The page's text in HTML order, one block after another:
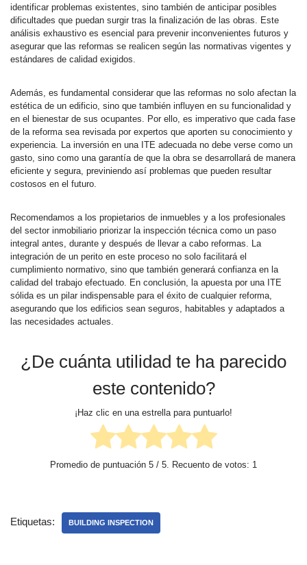
identificar problemas existentes, sino también de anticipar posibles
dificultades que puedan surgir tras la finalización de las obras. Este
análisis exhaustivo es esencial para prevenir inconvenientes futuros y
asegurar que las reformas se realicen según las normativas vigentes y
estándares de calidad exigidos.
Además, es fundamental considerar que las reformas no solo afectan la
estética de un edificio, sino que también influyen en su funcionalidad y
en el bienestar de sus ocupantes. Por ello, es imperativo que cada fase
de la reforma sea revisada por expertos que aporten su conocimiento y
experiencia. La inversión en una ITE adecuada no debe verse como un
gasto, sino como una garantía de que la obra se desarrollará de manera
eficiente y segura, previniendo así problemas que pueden resultar
costosos en el futuro.
Recomendamos a los propietarios de inmuebles y a los profesionales
del sector inmobiliario priorizar la inspección técnica como un paso
integral antes, durante y después de llevar a cabo reformas. La
integración de un perito en este proceso no solo facilitará el
cumplimiento normativo, sino que también generará confianza en la
calidad del trabajo efectuado. En conclusión, la apuesta por una ITE
sólida es un pilar indispensable para el éxito de cualquier reforma,
asegurando que los edificios sean seguros, habitables y adaptados a
las necesidades actuales.
¿De cuánta utilidad te ha parecido
este contenido?
¡Haz clic en una estrella para puntuarlo!
Promedio de puntuación 5 / 5. Recuento de votos: 1
Etiquetas: BUILDING INSPECTION